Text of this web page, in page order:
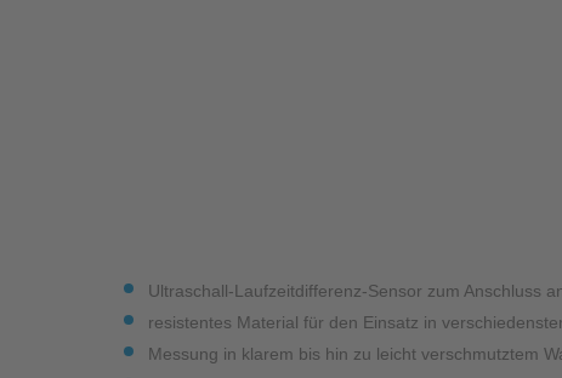
Ultraschall-Laufzeitdifferenz-Sensor zum Anschluss
resistentes Material für den Einsatz in
Messung in klarem bis hin zu leicht verschmutztem